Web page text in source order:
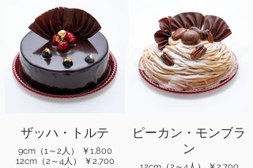
ザッハ・トルテ
9cm（1～2人） ￥1,800
12cm（2～4人） ￥2,700
ピーカン・モンブラ
ン